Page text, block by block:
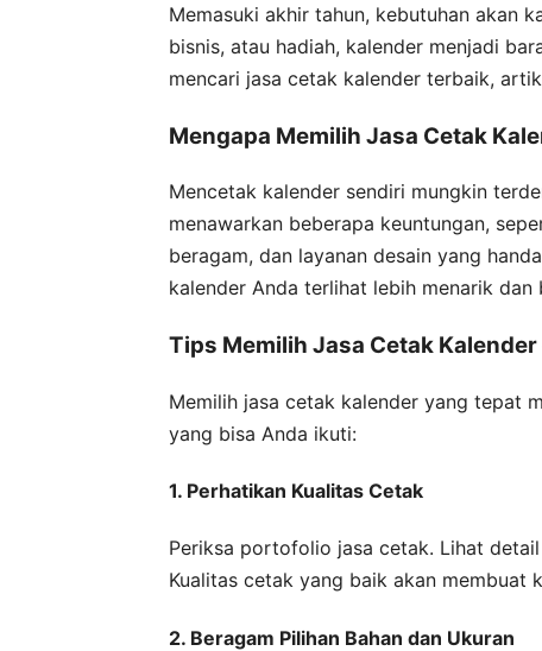
Memasuki akhir tahun, kebutuhan akan
bisnis, atau hadiah, kalender menjadi
mencari jasa cetak kalender terbaik,
Mengapa Memilih Jasa Cetak
Mencetak kalender sendiri mungkin
menawarkan beberapa keuntungan,
beragam, dan layanan desain yang
kalender Anda terlihat lebih menarik dan
Tips Memilih Jasa Cetak Kalender
Memilih jasa cetak kalender yang tepat
yang bisa Anda ikuti:
1. Perhatikan Kualitas Cetak
Periksa portofolio jasa cetak. Lihat
Kualitas cetak yang baik akan membuat
2. Beragam Pilihan Bahan dan Ukuran